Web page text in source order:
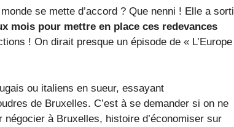
se mette d’accord ? Que nenni ! Elle a sorti
mois pour mettre en place ces redevances
! On dirait presque un épisode de « L’Europe
ou italiens en sueur, essayant
de Bruxelles. C’est à se demander si on ne
à Bruxelles, histoire d’économiser sur